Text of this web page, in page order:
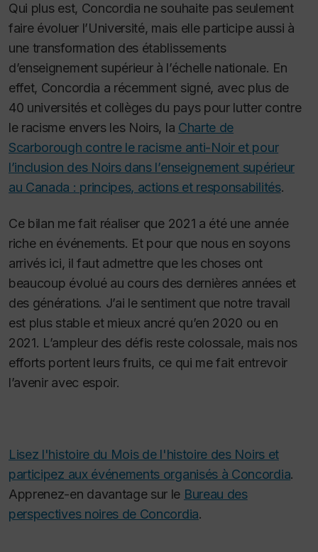
Qui plus est, Concordia ne souhaite pas seulement
faire évoluer l’Université, mais elle participe aussi à
une transformation des établissements
d’enseignement supérieur à l’échelle nationale. En
effet, Concordia a récemment signé, avec plus de
40 universités et collèges du pays pour lutter contre
le racisme envers les Noirs, la Charte de
Scarborough contre le racisme anti-Noir et pour
l’inclusion des Noirs dans l’enseignement supérieur
au Canada : principes, actions et responsabilités.
Ce bilan me fait réaliser que 2021 a été une année
riche en événements. Et pour que nous en soyons
arrivés ici, il faut admettre que les choses ont
beaucoup évolué au cours des dernières années et
des générations. J’ai le sentiment que notre travail
est plus stable et mieux ancré qu’en 2020 ou en
2021. L’ampleur des défis reste colossale, mais nos
efforts portent leurs fruits, ce qui me fait entrevoir
l’avenir avec espoir.
Lisez l'histoire du Mois de l'histoire des Noirs et
participez aux événements organisés à Concordia.
Apprenez-en davantage sur le Bureau des
perspectives noires de Concordia.